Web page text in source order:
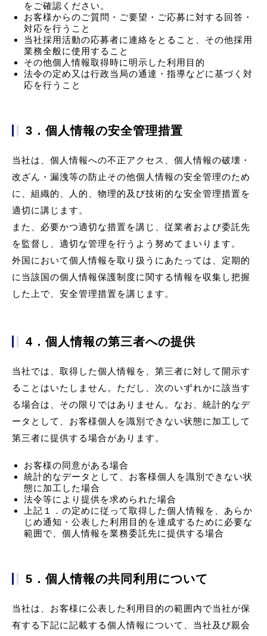
をご確認ください。
お客様からのご質問・ご要望・ご応募に対する回答・
対応を行うこと
当社採用活動の応募者に連絡をとること、その他採用
業務全般に使用すること
その他個人情報取得時に明示した利用目的
法令の定め又は行政当局の通達・指導などに基づく対
応を行うこと
3．個人情報の安全管理措置
当社は、個人情報への不正アクセス、個人情報の破壊・
改ざん・漏洩等の防止その他個人情報の安全管理のため
に、組織的、人的、物理的及び技術的な安全管理措置を
適切に講じます。
また、必要かつ適切な措置を講じ、従業者および委託先
を監督し、適切な管理を行うよう努めてまいります。
外国において個人情報を取り扱うにあたっては、定期的
に当該国の個人情報保護制度に関する情報を収集し把握
した上で、安全管理措置を講じます。
4．個人情報の第三者への提供
当社では、取得した個人情報を、第三者に対して開示す
ることはいたしません。ただし、次のいずれかに該当す
る場合は、その限りではありません。なお、統計的なデ
ータとして、お客様個人を識別できない状態に加工して
第三者に提供する場合があります。
お客様の同意がある場合
統計的なデータとして、お客様個人を識別できない状
態に加工した場合
法令等により提供を求められた場合
上記１．の定めに従って取得した個人情報を、あらか
じめ通知・公表した利用目的を達成するために必要な
範囲で、個人情報を業務委託先に提供する場合
5．個人情報の共同利用について
当社は、お客様に公表した利用目的の範囲内で当社が保
有する下記に記載する個人情報について、当社及び親会